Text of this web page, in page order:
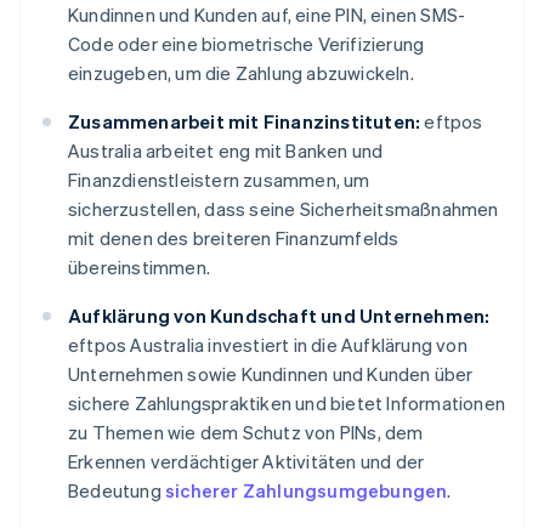
Kundinnen und Kunden auf, eine PIN, einen SMS-
Code oder eine biometrische Verifizierung
einzugeben, um die Zahlung abzuwickeln.
Zusammenarbeit mit Finanzinstituten: eftpos
Australia arbeitet eng mit Banken und
Finanzdienstleistern zusammen, um
sicherzustellen, dass seine Sicherheitsmaßnahmen
mit denen des breiteren Finanzumfelds
übereinstimmen.
Aufklärung von Kundschaft und Unternehmen:
eftpos Australia investiert in die Aufklärung von
Unternehmen sowie Kundinnen und Kunden über
sichere Zahlungspraktiken und bietet Informationen
zu Themen wie dem Schutz von PINs, dem
Erkennen verdächtiger Aktivitäten und der
Bedeutung sicherer Zahlungsumgebungen.